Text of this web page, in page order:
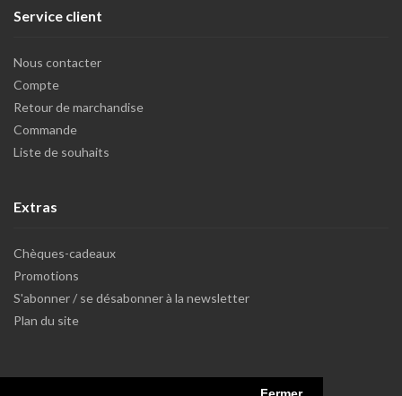
Service client
Nous contacter
Compte
Retour de marchandise
Commande
Liste de souhaits
Extras
Chèques-cadeaux
Promotions
S'abonner / se désabonner à la newsletter
Plan du site